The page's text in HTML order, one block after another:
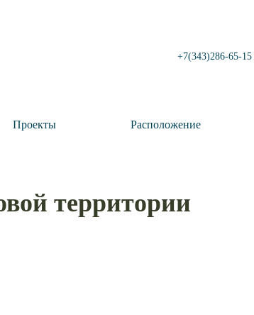
+7(343)286-65-15
Проекты Расположение
территории